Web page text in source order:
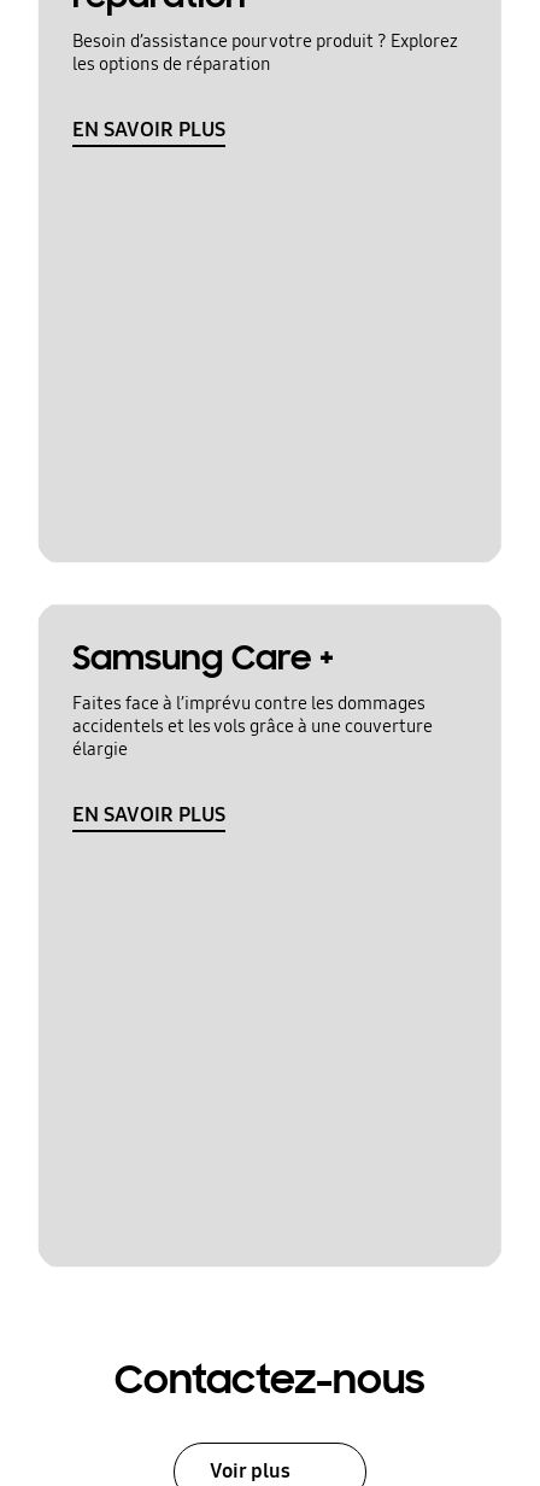
Besoin d’assistance pour votre produit ? Explorez
les options de réparation
EN SAVOIR PLUS
Samsung Care +
Faites face à l’imprévu contre les dommages
accidentels et les vols grâce à une couverture
élargie
EN SAVOIR PLUS
Contactez-nous
Voir plus